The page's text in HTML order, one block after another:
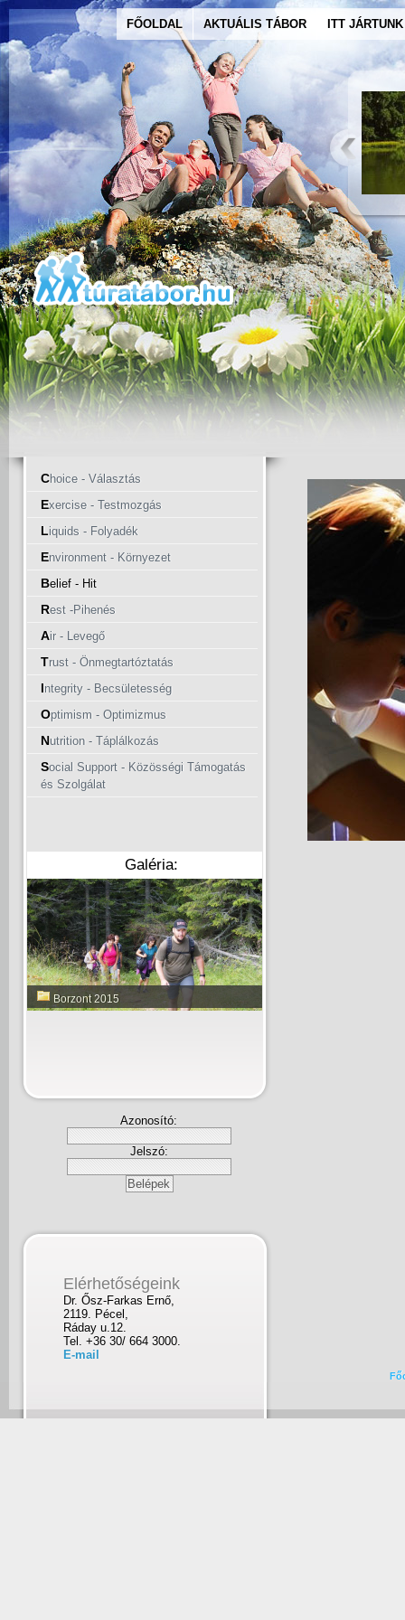
FŐOLDAL AKTUÁLIS TÁBOR ITT JÁRTUNK
Choice - Választás
Exercise - Testmozgás
Liquids - Folyadék
Environment - Környezet
Belief - Hit
Rest -Pihenés
Air - Levegő
Trust - Önmegtartóztatás
Integrity - Becsületesség
Optimism - Optimizmus
Nutrition - Táplálkozás
Social Support - Közösségi Támogatás
és Szolgálat
Galéria:
Borzont 2015
Azonosító:
Jelszó:
Elérhetőségeink
Dr. Ősz-Farkas Ernő,
2119. Pécel,
Ráday u.12.
Tel. +36 30/ 664 3000.
E-mail